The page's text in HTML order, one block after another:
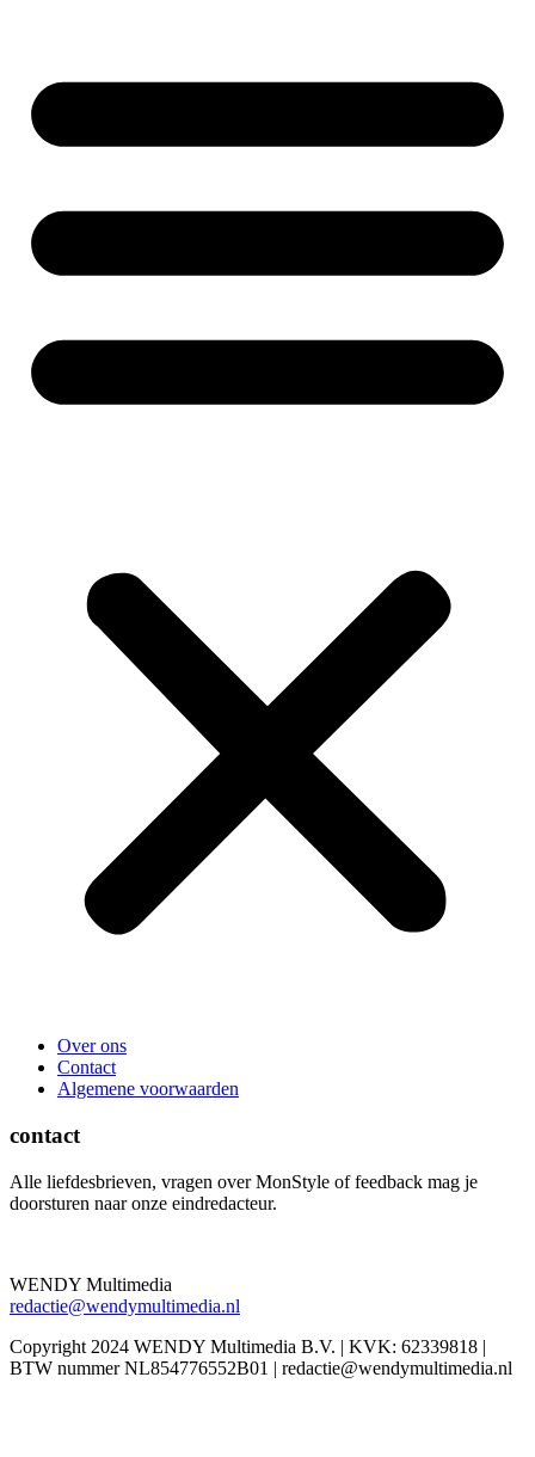
Over ons
Contact
Algemene voorwaarden
contact
Alle liefdesbrieven, vragen over MonStyle of feedback mag je
doorsturen naar onze eindredacteur.
WENDY Multimedia
redactie@wendymultimedia.nl
Copyright 2024 WENDY Multimedia B.V. | KVK: 62339818 |
BTW nummer NL854776552B01 | redactie@wendymultimedia.nl